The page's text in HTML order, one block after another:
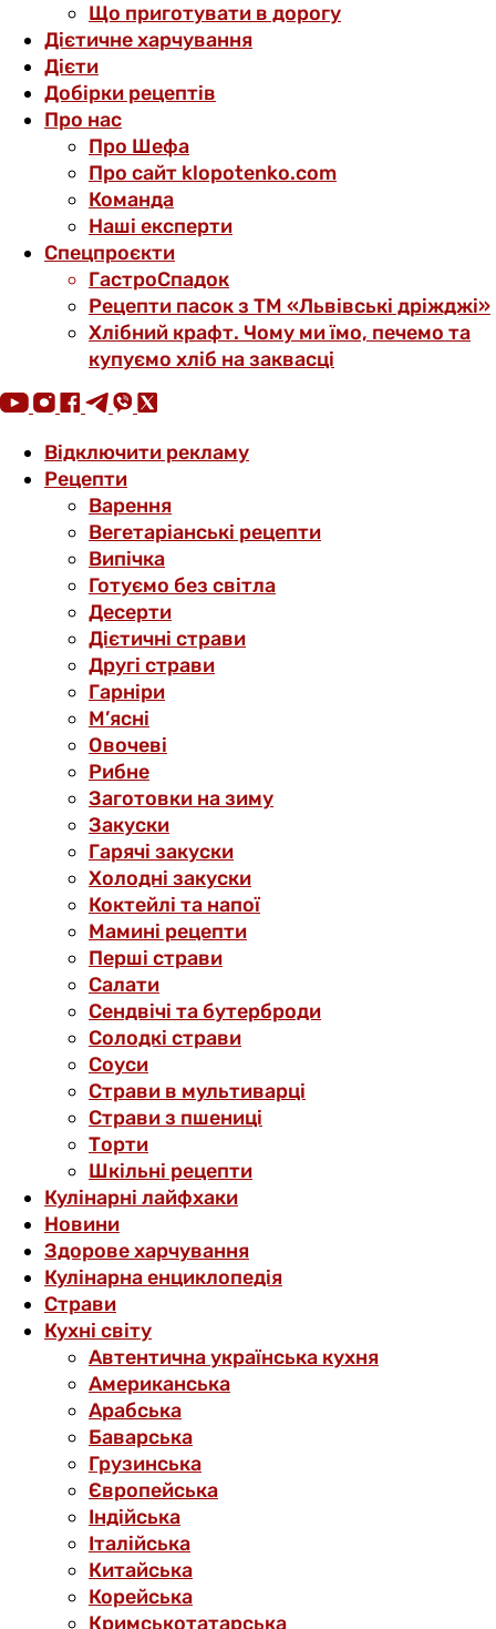
Що приготувати в дорогу
Дієтичне харчування
Дієти
Добірки рецептів
Про нас
Про Шефа
Про сайт klopotenko.com
Команда
Наші експерти
Спецпроєкти
ГастроСпадок
Рецепти пасок з ТМ «Львівські дріжджі»
Хлібний крафт. Чому ми їмо, печемо та
купуємо хліб на заквасці
Відключити рекламу
Рецепти
Варення
Вегетаріанські рецепти
Випічка
Готуємо без світла
Десерти
Дієтичні страви
Другі страви
Гарніри
М’ясні
Овочеві
Рибне
Заготовки на зиму
Закуски
Гарячі закуски
Холодні закуски
Коктейлі та напої
Мамині рецепти
Перші страви
Салати
Сендвічі та бутерброди
Солодкі страви
Соуси
Страви в мультиварці
Страви з пшениці
Торти
Шкільні рецепти
Кулінарні лайфхаки
Новини
Здорове харчування
Кулінарна енциклопедія
Страви
Кухні світу
Автентична українська кухня
Американська
Арабська
Баварська
Грузинська
Європейська
Індійська
Італійська
Китайська
Корейська
Кримськотатарська